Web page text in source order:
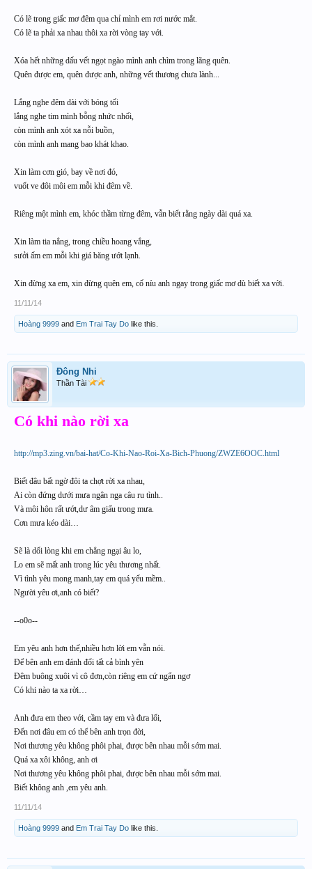
Có lẽ trong giấc mơ đêm qua chỉ mình em rơi nước mắt.
Có lẽ ta phải xa nhau thôi xa rời vòng tay với.
Xóa hết những dấu vết ngọt ngào mình anh chìm trong lãng quên.
Quên được em, quên được anh, những vết thương chưa lành...
Lắng nghe đêm dài với bóng tối
lắng nghe tim mình bỗng nhức nhối,
còn mình anh xót xa nỗi buồn,
còn mình anh mang bao khát khao.
Xin làm cơn gió, bay về nơi đó,
vuốt ve đôi môi em mỗi khi đêm về.
Riêng một mình em, khóc thầm từng đêm, vẫn biết rằng ngày dài quá xa.
Xin làm tia nắng, trong chiều hoang vắng,
sưởi ấm em mỗi khi giá băng ướt lạnh.
Xin đừng xa em, xin đừng quên em, cố níu anh ngay trong giấc mơ dù biết xa vời.
11/11/14
Hoàng 9999 and Em Trai Tay Do like this.
Đông Nhi
Thần Tài
Có khi nào rời xa
http://mp3.zing.vn/bai-hat/Co-Khi-Nao-Roi-Xa-Bich-Phuong/ZWZE6OOC.html
Biết đâu bất ngờ đôi ta chợt rời xa nhau,
Ai còn đứng dưới mưa ngân nga câu ru tình..
Và môi hôn rất ướt,dư âm giấu trong mưa.
Cơn mưa kéo dài…
Sẽ là dối lòng khi em chẳng ngại âu lo,
Lo em sẽ mất anh trong lúc yêu thương nhất.
Vì tình yêu mong manh,tay em quá yếu mềm..
Người yêu ơi,anh có biết?
--o0o--
Em yêu anh hơn thế,nhiều hơn lời em vẫn nói.
Để bên anh em đánh đổi tất cả bình yên
Đêm buông xuôi vì cô đơn,còn riêng em cứ ngẩn ngơ
Có khi nào ta xa rời…
Anh đưa em theo với, cầm tay em và đưa lối,
Đến nơi đâu em có thể bên anh trọn đời,
Nơi thương yêu không phôi phai, được bên nhau mỗi sớm mai.
Quá xa xôi không, anh ơi
Nơi thương yêu không phôi phai, được bên nhau mỗi sớm mai.
Biết không anh ,em yêu anh.
11/11/14
Hoàng 9999 and Em Trai Tay Do like this.